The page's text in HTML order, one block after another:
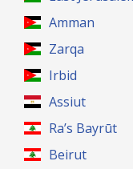
Amman
Zarqa
Irbid
Assiut
Ra’s Bayrūt
Beirut